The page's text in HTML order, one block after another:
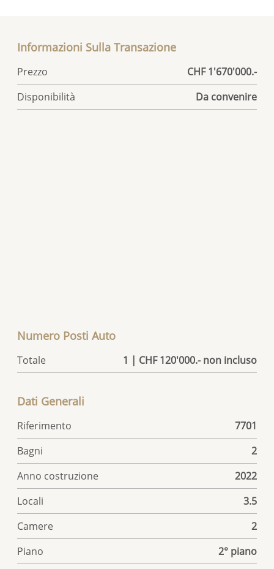
Informazioni Sulla Transazione
Prezzo
CHF 1'670'000.-
Disponibilità
Da convenire
Numero Posti Auto
Totale 1 | CHF 120'000.- non incluso
Dati Generali
Riferimento
7701
Bagni
2
Anno costruzione
2022
Locali
3.5
Camere
2
Piano
2° piano